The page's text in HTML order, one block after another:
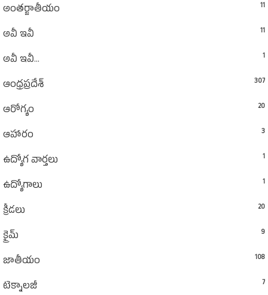
అంతర్జాతీయం 11
అవీ ఇవీ 11
అవీ ఇవీ... 1
ఆంధ్రప్రదేశ్‌ 307
ఆరోగ్యం 20
ఆహారం 3
ఉద్యోగ వార్తలు 1
ఉద్యోగాలు 1
క్రీడలు 20
క్రైమ్ 9
జాతీయం 108
టెక్నాలజీ 7